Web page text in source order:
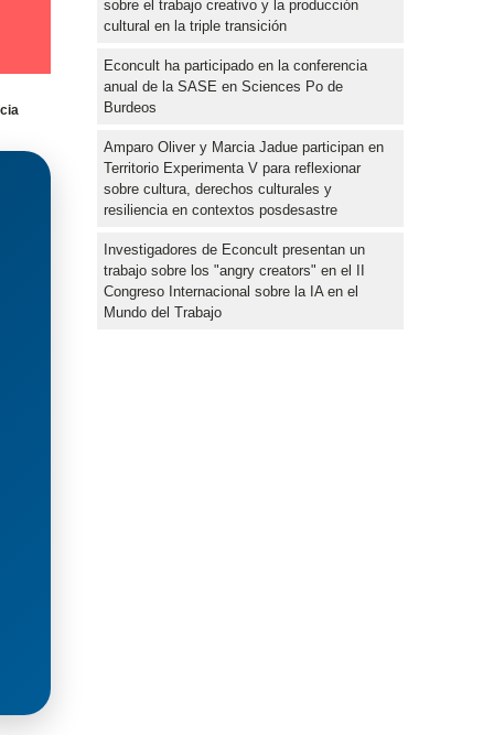
sobre el trabajo creativo y la producción
cultural en la triple transición
Econcult ha participado en la conferencia
anual de la SASE en Sciences Po de
Burdeos
Amparo Oliver y Marcia Jadue participan en
Territorio Experimenta V para reflexionar
sobre cultura, derechos culturales y
resiliencia en contextos posdesastre
Investigadores de Econcult presentan un
trabajo sobre los "angry creators" en el II
Congreso Internacional sobre la IA en el
Mundo del Trabajo